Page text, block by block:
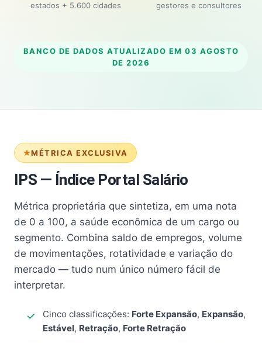
estados + 5.600 cidades gestores e consultores
BANCO DE DADOS ATUALIZADO EM 03 AGOSTO
DE 2026
MÉTRICA EXCLUSIVA
IPS — Índice Portal Salário
Métrica proprietária que sintetiza, em uma nota
de 0 a 100, a saúde econômica de um cargo ou
segmento. Combina saldo de empregos, volume
de movimentações, rotatividade e variação do
mercado — tudo num único número fácil de
interpretar.
Cinco classificações: Forte Expansão, Expansão,
Estável, Retração, Forte Retração